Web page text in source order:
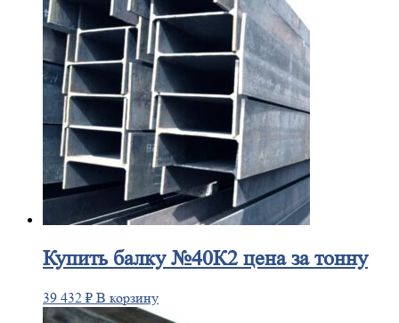
Купитьбалку №40К2 цена за тонну
39 432 ₽ В корзину